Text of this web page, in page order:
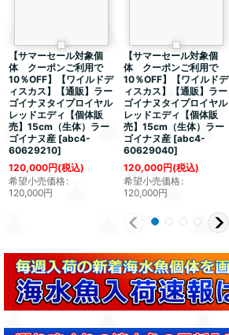
【サマーセール対象個
体 クーポンご利用で
10％OFF】【ワイルドデ
ィスカス】【通販】ラー
ゴイナヌタイプロイヤル
レッドエディ【個体販
売】15cm（生体）ラー
ゴイナヌ産 [abc4-
60629210]
120,000円(税込)
希望小売価格:
120,000円
【サマーセール対象個
体 クーポンご利用で
10％OFF】【ワイルドデ
ィスカス】【通販】ラー
ゴイナヌタイプロイヤル
レッドエディ【個体販
売】15cm（生体）ラー
ゴイナヌ産 [abc4-
60629040]
120,000円(税込)
希望小売価格:
120,000円